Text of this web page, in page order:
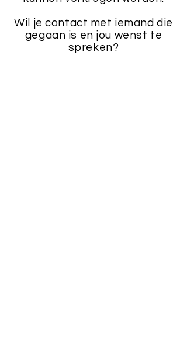
Wil je contact met iemand die
gegaan is en jou wenst te
spreken?